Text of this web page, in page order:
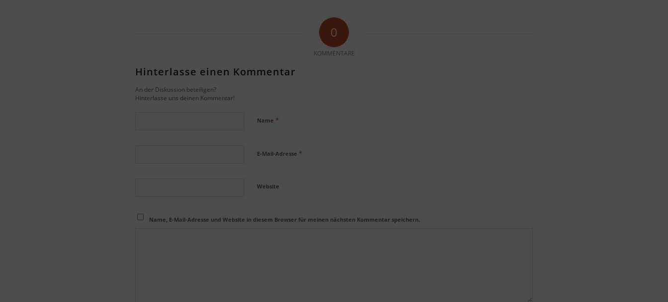
0
KOMMENTARE
Hinterlasse einen Kommentar
An der Diskussion beteiligen?
Hinterlasse uns deinen Kommentar!
Name *
E-Mail-Adresse *
Website
Name, E-Mail-Adresse und Website in diesem Browser für meinen nächsten Kommentar speichern.